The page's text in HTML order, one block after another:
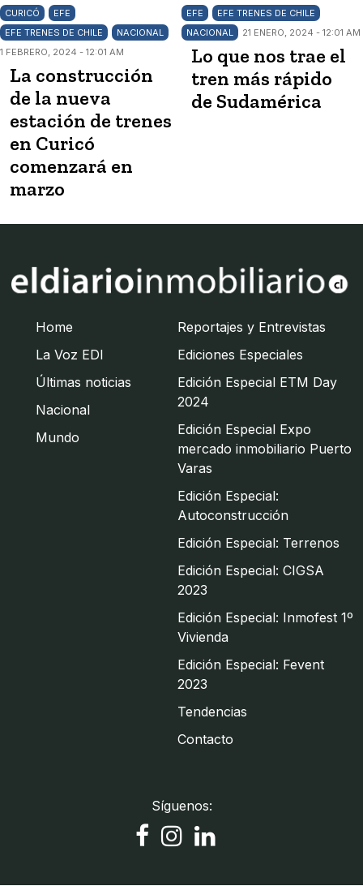
CURICÓ
EFE
EFE TRENES DE CHILE
NACIONAL
1 FEBRERO, 2024 - 12:01 AM
La construcción
de la nueva
estación de trenes
en Curicó
comenzará en
marzo
EFE
EFE TRENES DE CHILE
NACIONAL
21 ENERO, 2024 - 12:01 AM
Lo que nos trae el
tren más rápido
de Sudamérica
Home
La Voz EDI
Últimas noticias
Nacional
Mundo
Reportajes y Entrevistas
Ediciones Especiales
Edición Especial ETM Day
2024
Edición Especial Expo
mercado inmobiliario Puerto
Varas
Edición Especial:
Autoconstrucción
Edición Especial: Terrenos
Edición Especial: CIGSA
2023
Edición Especial: Inmofest 1º
Vivienda
Edición Especial: Fevent
2023
Tendencias
Contacto
Síguenos: